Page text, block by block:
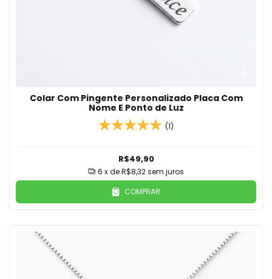
Colar Com Pingente Personalizado Placa Com
Nome E Ponto de Luz
(1)
R$49,90
6 x deR$8,32sem juros
COMPRAR